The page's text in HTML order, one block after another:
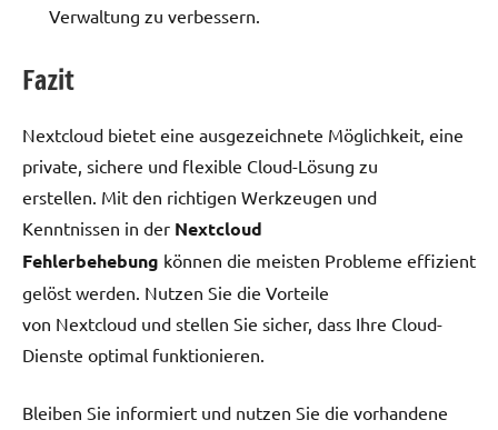
Verwaltung zu verbessern.
Fazit
Nextcloud bietet eine ausgezeichnete Möglichkeit, eine
private, sichere und flexible Cloud-Lösung zu
erstellen. Mit den richtigen Werkzeugen und
Kenntnissen in der Nextcloud
Fehlerbehebung können die meisten Probleme effizient
gelöst werden. Nutzen Sie die Vorteile
von Nextcloud und stellen Sie sicher, dass Ihre Cloud-
Dienste optimal funktionieren.
Bleiben Sie informiert und nutzen Sie die vorhandene